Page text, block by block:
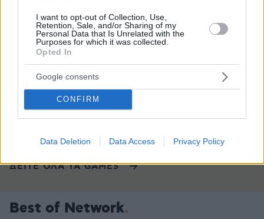
I want to opt-out of Collection, Use,
Retention, Sale, and/or Sharing of my
Personal Data that Is Unrelated with the
Purposes for which it was collected.
Opted In
Google consents
CONFIRM
Data Deletion Data Access Privacy Policy
Games
ΔΕΙΤΕ ΟΛΑ ΤΑ GAMES
Best of Network